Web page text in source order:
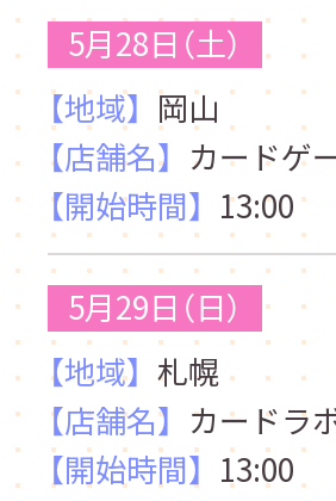
5月28日（土）
【地域】 岡山
【店舗名】 カードゲ
【開始時間】 13:00
5月29日（日）
【地域】 札幌
【店舗名】 カードラ
【開始時間】 13:00